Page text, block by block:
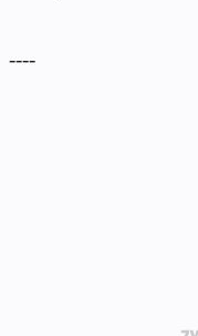
----